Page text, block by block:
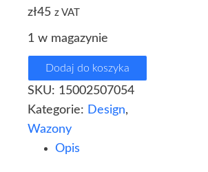
zł45 z VAT
1 w magazynie
Dodaj do koszyka
SKU: 15002507054
Kategorie: Design,
Wazony
Opis